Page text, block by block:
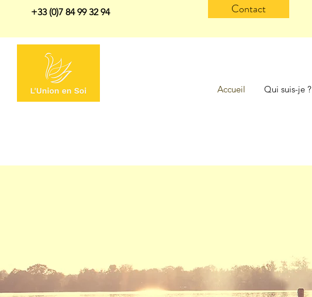
+33 (0)7 84 99 32 94 Contact
Accueil Qui suis-je ?